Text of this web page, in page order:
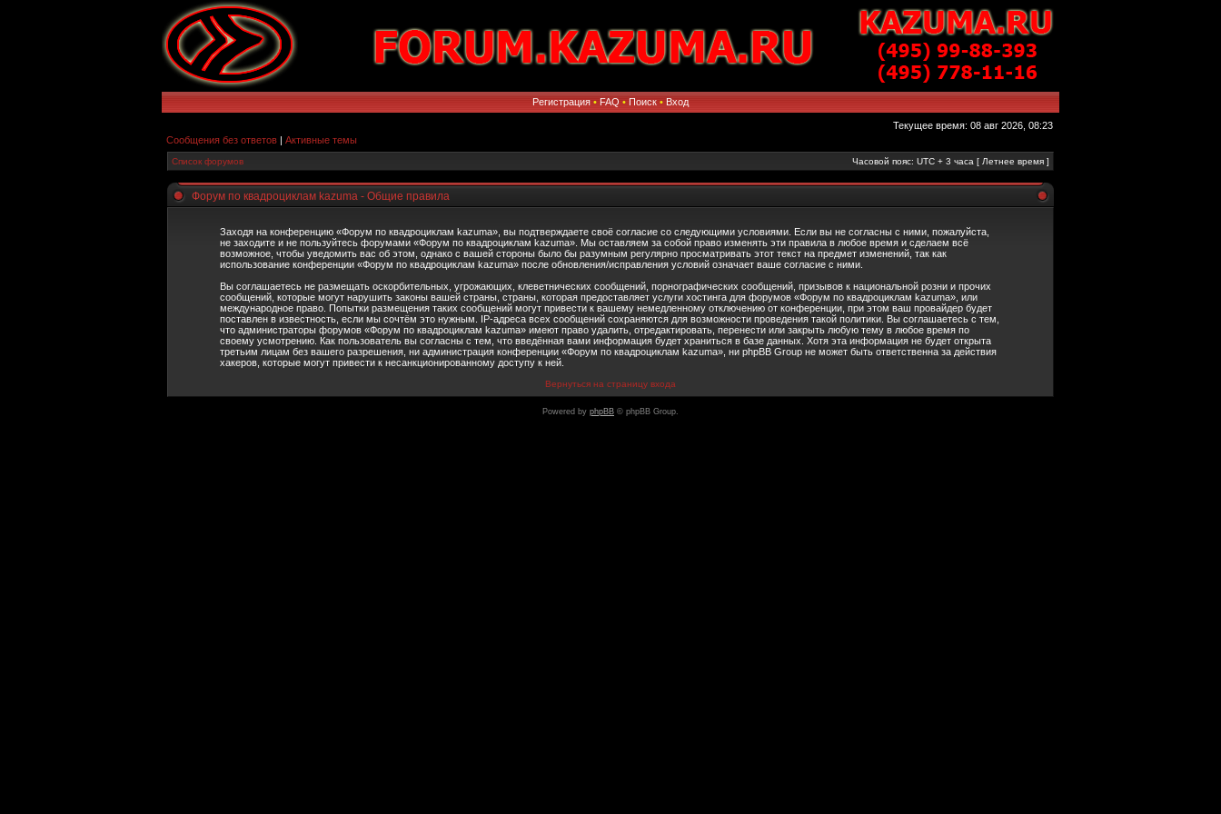
Регистрация • FAQ • Поиск • Вход
Текущее время: 08 авг 2026, 08:23
Сообщения без ответов | Активные темы
Список форумов Часовой пояс: UTC + 3 часа [ Летнее время ]
Форум по квадроциклам kazuma - Общие правила
Заходя на конференцию «Форум по квадроциклам kazuma», вы подтверждаете своё согласие со следующими условиями. Если вы не согласны с ними, пожалуйста,
не заходите и не пользуйтесь форумами «Форум по квадроциклам kazuma». Мы оставляем за собой право изменять эти правила в любое время и сделаем всё
возможное, чтобы уведомить вас об этом, однако с вашей стороны было бы разумным регулярно просматривать этот текст на предмет изменений, так как
использование конференции «Форум по квадроциклам kazuma» после обновления/исправления условий означает ваше согласие с ними.
Вы соглашаетесь не размещать оскорбительных, угрожающих, клеветнических сообщений, порнографических сообщений, призывов к национальной розни и прочих
сообщений, которые могут нарушить законы вашей страны, страны, которая предоставляет услуги хостинга для форумов «Форум по квадроциклам kazuma», или
международное право. Попытки размещения таких сообщений могут привести к вашему немедленному отключению от конференции, при этом ваш провайдер будет
поставлен в известность, если мы сочтём это нужным. IP-адреса всех сообщений сохраняются для возможности проведения такой политики. Вы соглашаетесь с тем,
что администраторы форумов «Форум по квадроциклам kazuma» имеют право удалить, отредактировать, перенести или закрыть любую тему в любое время по
своему усмотрению. Как пользователь вы согласны с тем, что введённая вами информация будет храниться в базе данных. Хотя эта информация не будет открыта
третьим лицам без вашего разрешения, ни администрация конференции «Форум по квадроциклам kazuma», ни phpBB Group не может быть ответственна за действия
хакеров, которые могут привести к несанкционированному доступу к ней.
Вернуться на страницу входа
Powered by phpBB © phpBB Group.